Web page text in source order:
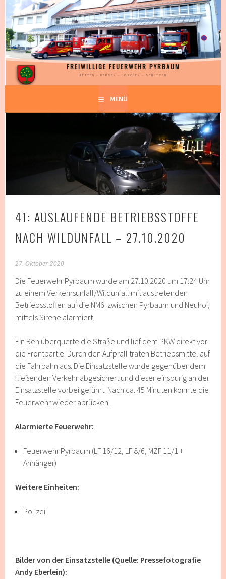
Springe
zum
Inhalt
FREIWILLIGE FEUERWEHR PYRBAUM
RETTEN – BERGEN – LÖSCHEN – SCHÜTZEN
MENÜ
41: AUSLAUFENDE BETRIEBSSTOFFE
NACH WILDUNFALL – 27.10.2020
27. Oktober 2020
Die Feuerwehr Pyrbaum wurde am 27.10.2020 um 17:24 Uhr
zu einem Verkehrsunfall/Wildunfall mit austretenden
Betriebsstoffen auf die NM6 zwischen Pyrbaum und Neuhof,
mittels Sirene alarmiert.
Ein Reh überquerte die Straße und lief dem PKW direkt vor
die Frontpartie. Durch den Aufprall traten Betriebsmittel auf
die Fahrbahn aus. Die Einsatzstelle wurde gegenüber dem
fließenden Verkehr abgesichert und dieser einspurig an der
Einsatzstelle vorbei geführt. Nach ca. 45 Minuten konnte die
Feuerwehr wieder abrücken.
Alarmierte Feuerwehr:
Feuerwehr Pyrbaum (LF 16/12, LF 8/6, MZF 11/1 +
Anhänger)
Weitere Einheiten:
Polizei
Bilder von der Einsatzstelle (Quelle: Pressefotografie
Andy Eberlein):